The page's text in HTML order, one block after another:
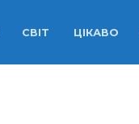
СВІТ ЦІКАВО